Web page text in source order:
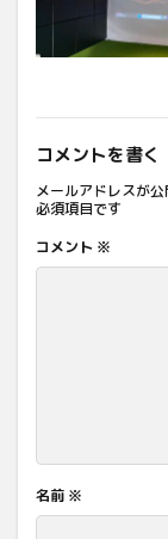
コメントを書く
メールアドレスが公
必須項目です
コメント ※
名前 ※